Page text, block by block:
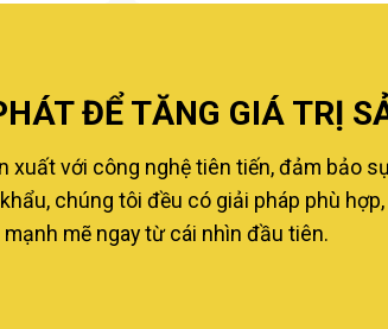
ĐỂ TĂNG GIÁ TRỊ
với công nghệ tiên tiến, đảm bảo
chúng tôi đều có giải pháp phù
mẽ ngay từ cái nhìn đầu tiên.